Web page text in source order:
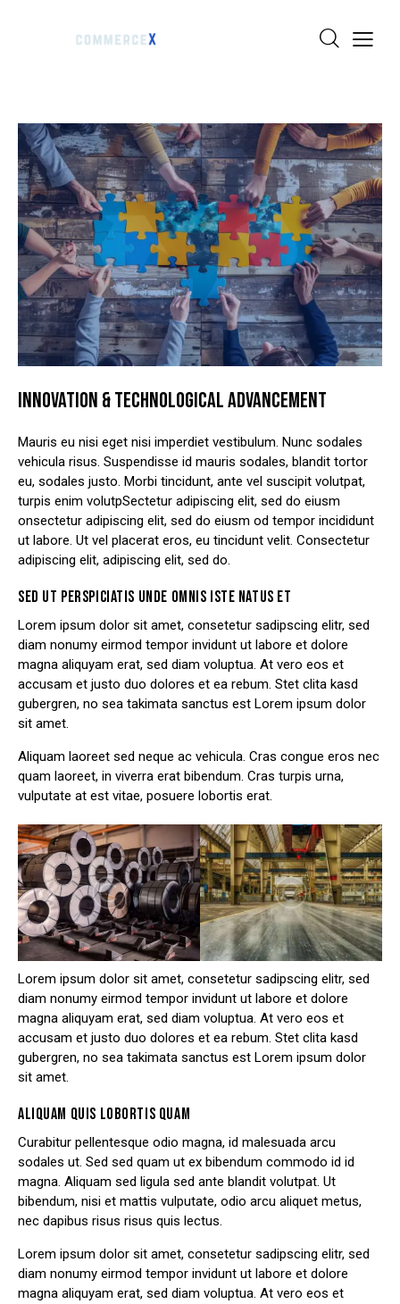
INNOVATION & TECHNOLOGICAL ADVANCEMENT
Mauris eu nisi eget nisi imperdiet vestibulum. Nunc sodales
vehicula risus. Suspendisse id mauris sodales, blandit tortor
eu, sodales justo. Morbi tincidunt, ante vel suscipit volutpat,
turpis enim volutpSectetur adipiscing elit, sed do eiusm
onsectetur adipiscing elit, sed do eiusm od tempor incididunt
ut labore. Ut vel placerat eros, eu tincidunt velit. Consectetur
adipiscing elit, adipiscing elit, sed do.
SED UT PERSPICIATIS UNDE OMNIS ISTE NATUS ET
Lorem ipsum dolor sit amet, consetetur sadipscing elitr, sed
diam nonumy eirmod tempor invidunt ut labore et dolore
magna aliquyam erat, sed diam voluptua. At vero eos et
accusam et justo duo dolores et ea rebum. Stet clita kasd
gubergren, no sea takimata sanctus est Lorem ipsum dolor
sit amet.
Aliquam laoreet sed neque ac vehicula. Cras congue eros nec
quam laoreet, in viverra erat bibendum. Cras turpis urna,
vulputate at est vitae, posuere lobortis erat.
Lorem ipsum dolor sit amet, consetetur sadipscing elitr, sed
diam nonumy eirmod tempor invidunt ut labore et dolore
magna aliquyam erat, sed diam voluptua. At vero eos et
accusam et justo duo dolores et ea rebum. Stet clita kasd
gubergren, no sea takimata sanctus est Lorem ipsum dolor
sit amet.
ALIQUAM QUIS LOBORTIS QUAM
Curabitur pellentesque odio magna, id malesuada arcu
sodales ut. Sed sed quam ut ex bibendum commodo id id
magna. Aliquam sed ligula sed ante blandit volutpat. Ut
bibendum, nisi et mattis vulputate, odio arcu aliquet metus,
nec dapibus risus risus quis lectus.
Lorem ipsum dolor sit amet, consetetur sadipscing elitr, sed
diam nonumy eirmod tempor invidunt ut labore et dolore
magna aliquyam erat, sed diam voluptua. At vero eos et